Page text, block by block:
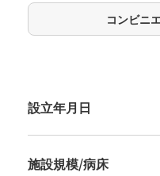
コンビニ
設立年月日
施設規模/病床